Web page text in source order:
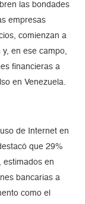
las bondades
empresas
comienzan a
en ese campo,
financieras a
en Venezuela.
de Internet en
que 29%
estimados en
bancarias a
como el